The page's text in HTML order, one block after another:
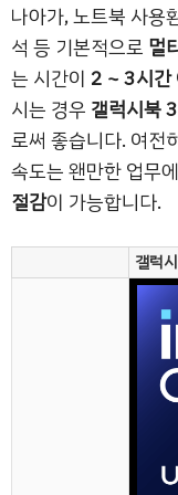
나아가, 노트북 사용
석 등 기본적으로 멀
는 시간이 2 ~ 3시간
시는 경우 갤럭시북
로써 좋습니다. 여전
속도는 왠만한 업무
절감이 가능합니다.
갤럭